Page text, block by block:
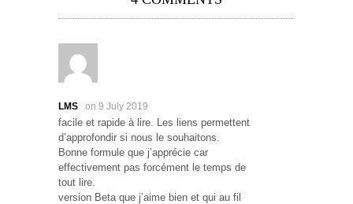
LMS on 9 July 2019
facile et rapide à lire. Les liens permettent
d’approfondir si nous le souhaitons.
Bonne formule que j’apprécie car
effectivement pas forcément le temps de
tout lire.
version Beta que j’aime bien et qui au fil